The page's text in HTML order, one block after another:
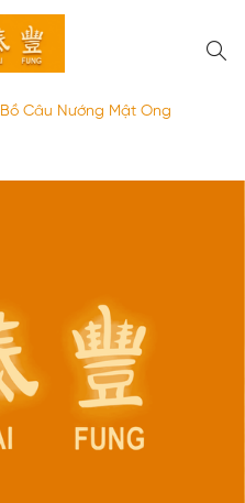
Bồ Câu Nướng Mật Ong